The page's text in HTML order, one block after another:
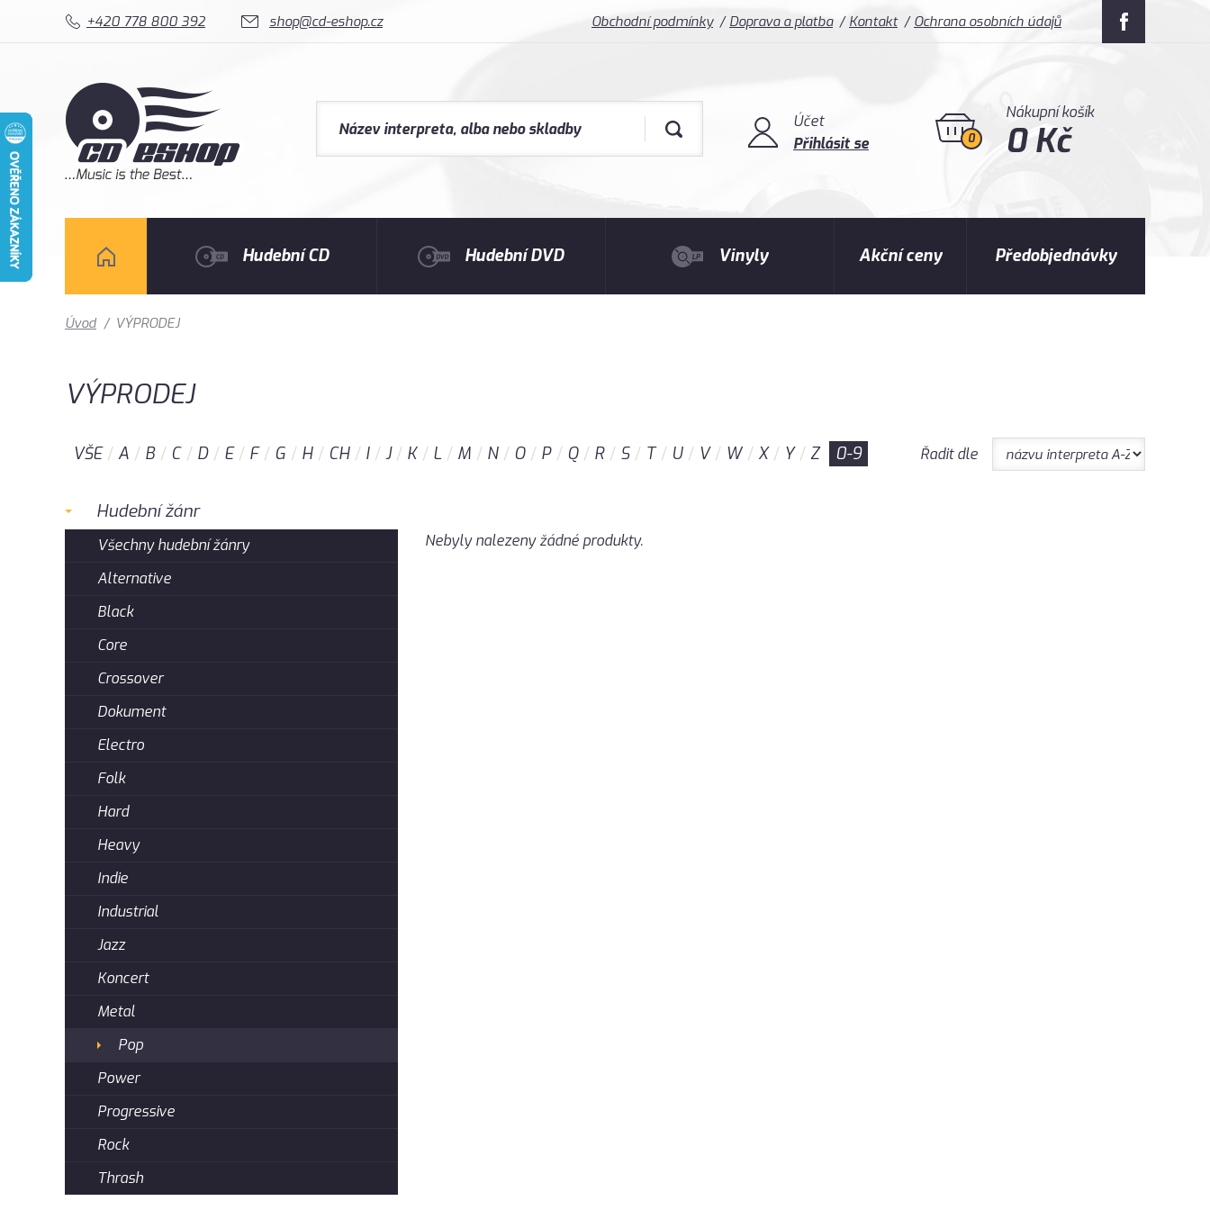
+420 778 800 392 shop@cd-eshop.cz Obchodní podmínky Doprava a platba Kontakt Ochrana osobních údajů
Účet
Přihlásit se
0
Nákupní košík
0 Kč
Hudební CD Hudební DVD Vinyly Akční ceny Předobjednávky
Úvod / VÝPRODEJ
VÝPRODEJ
VŠE A B C D E F G H CH I J K L M N O P Q R S T U V W X Y Z 0-9 Řadit dle
Hudební žánr
Všechny hudební žánry
Alternative
Black
Core
Crossover
Dokument
Electro
Folk
Hard
Heavy
Indie
Industrial
Jazz
Koncert
Metal
Pop
Power
Progressive
Rock
Thrash
Nebyly nalezeny žádné produkty.